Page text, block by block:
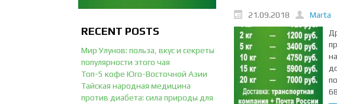
RECENT POSTS
Мир Улунов: польза, вкус и секреты
популярности этого чая
Топ-5 кофе Юго-Восточной Азии
Тайская народная медицина
против диабета: сила природы для
21.09.2018
Marta